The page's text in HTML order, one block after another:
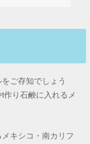
ご存知でしょう
作り石鹸に入れるメ
キシコ・南カリフ